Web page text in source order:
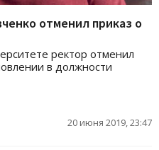
отменил приказ о
ректор отменил
в должности
20 июня 2019, 23:47